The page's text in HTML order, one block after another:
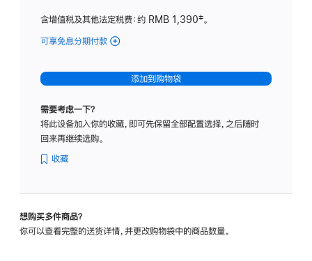
含增值税及其他法定税费：约 RMB 1,390脚
‡。
可享免息分期付款 (Studio
-
标
璃
转
添加到购物袋
需要考虑一下？
将此设备加入你的收藏，即可先保留全部配置选择，之后随时
回来再继续选购。
收藏
想购买多件商品？
你可以查看完整的送货详情，并更改购物袋中的商品数量。